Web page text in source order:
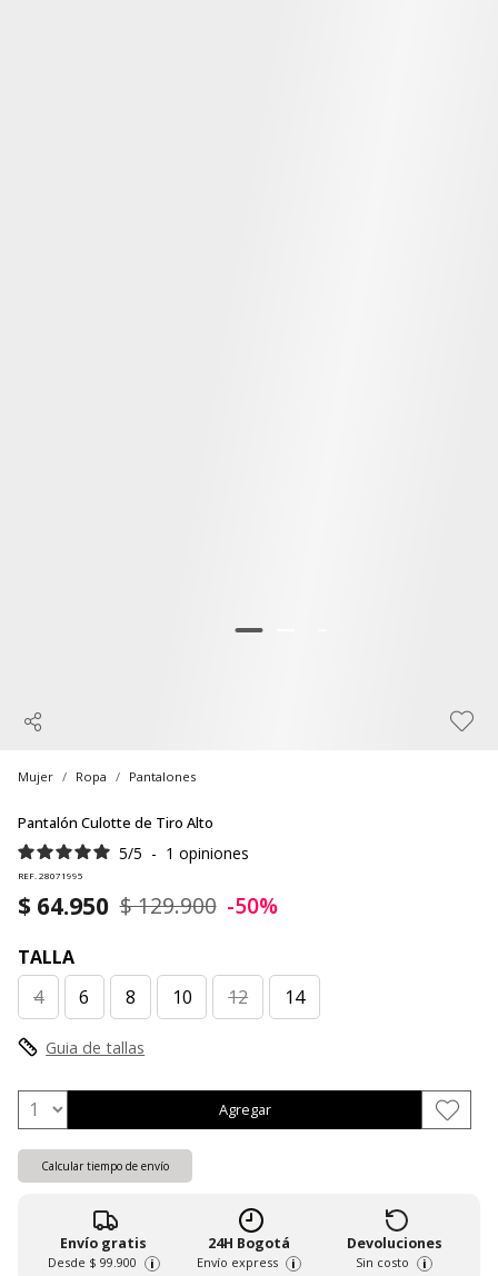
Mujer Ropa Pantalones
Pantalón Culotte de Tiro Alto
5/5 - 1 opiniones
REF. 28071995
$ 64.950 $ 129.900 -50%
TALLA
4
6 8 10 12 14
Guia de tallas
Agregar
Calcular tiempo de envío
Envío gratis
Desde $ 99.900 i
24H Bogotá
Envío express i
Devoluciones
Sin costo i